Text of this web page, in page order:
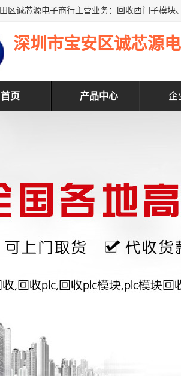
深圳市宝安区诚芯源
首页 产品中心 企